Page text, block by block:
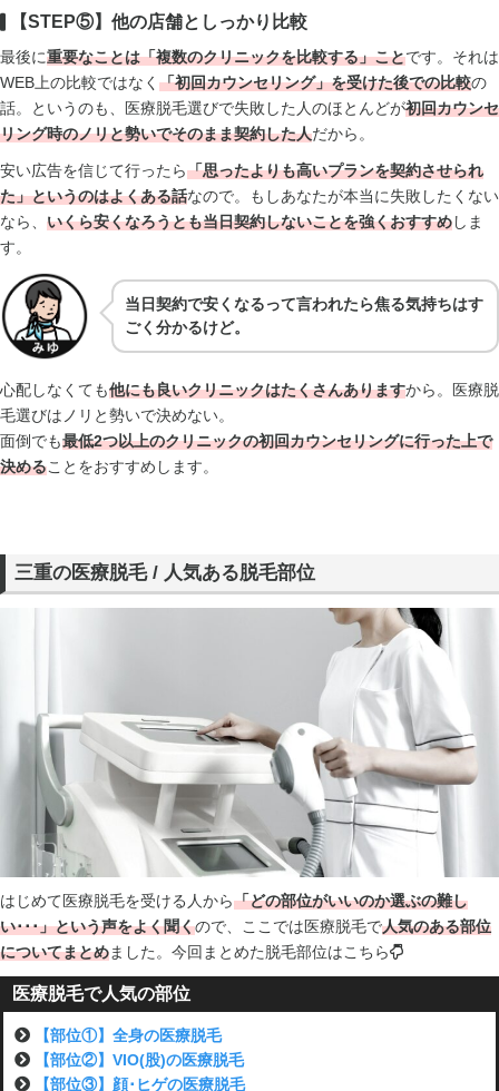
【STEP⑤】他の店舗としっかり比較
最後に重要なことは「複数のクリニックを比較する」ことです。それは
WEB上の比較ではなく 「初回カウンセリング」を受けた後での比較の
話。というのも、医療脱毛選びで失敗した人のほとんどが初回カウンセ
リング時のノリと勢いでそのまま契約した人だから。
安い広告を信じて行ったら「思ったよりも高いプランを契約させられ
た」というのはよくある話なので。もしあなたが本当に失敗したくない
なら、 いくら安くなろうとも当日契約しないことを強くおすすめしま
す。
当日契約で安くなるって言われたら焦る気持ちはす
ごく分かるけど。
心配しなくても他にも良いクリニックはたくさんありますから。医療脱
毛選びはノリと勢いで決めない。
面倒でも最低2つ以上のクリニックの初回カウンセリングに行った上で
決めることをおすすめします。
三重の医療脱毛 / 人気ある脱毛部位
はじめて医療脱毛を受ける人から「どの部位がいいのか選ぶの難し
い･･･」という声をよく聞くので、ここでは医療脱毛で人気のある部位
についてまとめました。今回まとめた脱毛部位はこちら
医療脱毛で人気の部位
【部位①】全身の医療脱毛
【部位②】VIO(股)の医療脱毛
【部位③】顔･ヒゲの医療脱毛